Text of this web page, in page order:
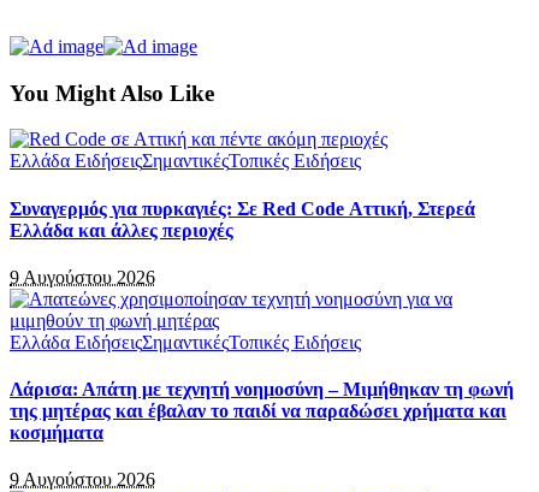
You Might Also Like
Ελλάδα ΕιδήσειςΣημαντικέςΤοπικές Ειδήσεις
Συναγερμός για πυρκαγιές: Σε Red Code Αττική, Στερεά
Ελλάδα και άλλες περιοχές
9 Αυγούστου 2026
Ελλάδα ΕιδήσειςΣημαντικέςΤοπικές Ειδήσεις
Λάρισα: Απάτη με τεχνητή νοημοσύνη – Μιμήθηκαν τη φωνή
της μητέρας και έβαλαν το παιδί να παραδώσει χρήματα και
κοσμήματα
9 Αυγούστου 2026